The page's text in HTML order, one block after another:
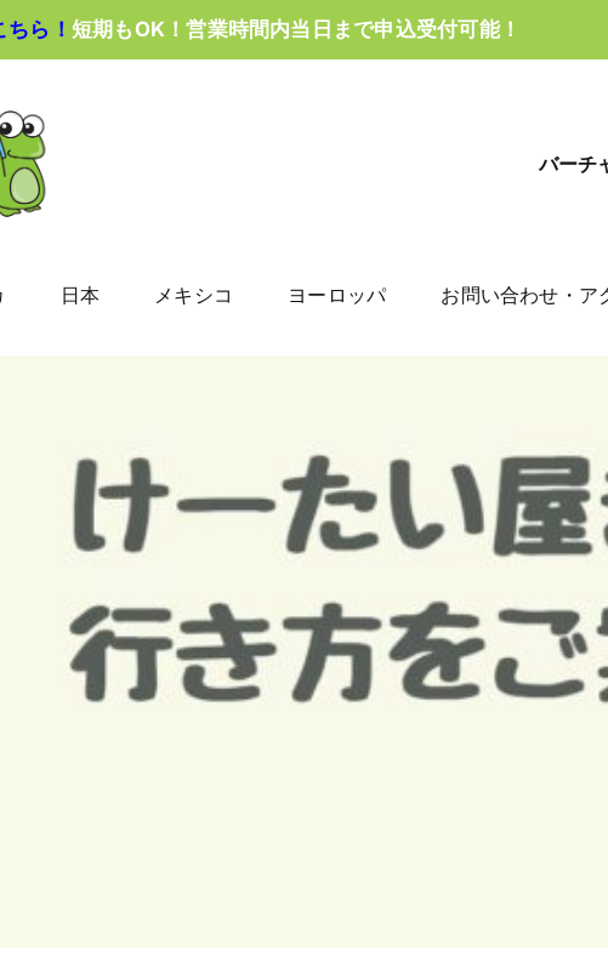
ら！ 短期もOK！営業時間内当日まで申込受付可能！
バーチ
日本 メキシコ ヨーロッパ お問い合わせ・ア